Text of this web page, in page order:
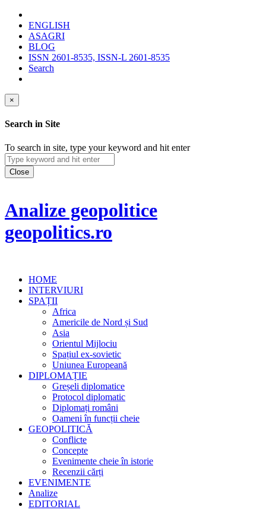
ENGLISH
ASAGRI
BLOG
ISSN 2601-8535, ISSN-L 2601-8535
Search
×
Search in Site
To search in site, type your keyword and hit enter
Close
Analize geopolitice
geopolitics.ro
HOME
INTERVIURI
SPAȚII
Africa
Americile de Nord și Sud
Asia
Orientul Mijlociu
Spațiul ex-sovietic
Uniunea Europeană
DIPLOMAȚIE
Greșeli diplomatice
Protocol diplomatic
Diplomați români
Oameni în funcții cheie
GEOPOLITICĂ
Conflicte
Concepte
Evenimente cheie în istorie
Recenzii cărți
EVENIMENTE
Analize
EDITORIAL